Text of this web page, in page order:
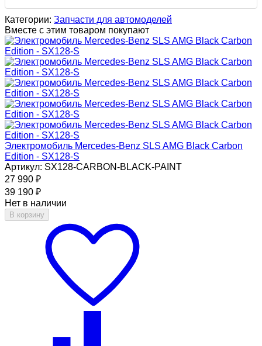
Категории: Запчасти для автомоделей
Вместе с этим товаром покупают
Электромобиль Mercedes-Benz SLS AMG Black Carbon
Edition - SX128-S
Артикул: SX128-CARBON-BLACK-PAINT
27 990 ₽
39 190 ₽
Нет в наличии
В корзину